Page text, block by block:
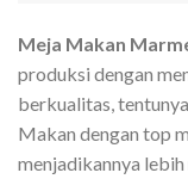
Meja Makan
produksi dengan
berkualitas,
Makan dengan top
menjadikannya